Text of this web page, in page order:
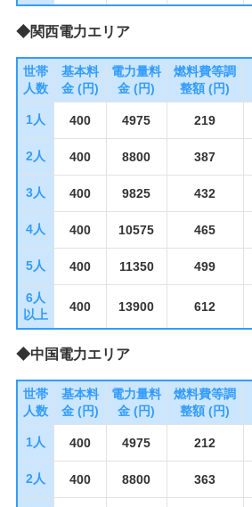
◆関西電力エリア
世帯
人数
基本料
金 (円)
電力量料
金 (円)
燃料費等調
整額 (円)
1人 400 4975 219
2人 400 8800 387
3人 400 9825 432
4人 400 10575 465
5人 400 11350 499
6人
以上
400 13900 612
◆中国電力エリア
世帯
人数
基本料
金 (円)
電力量料
金 (円)
燃料費等調
整額 (円)
1人 400 4975 212
2人 400 8800 363